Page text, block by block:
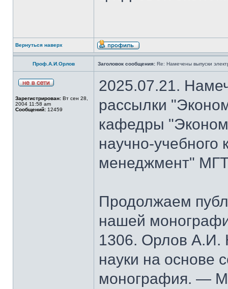
Вернуться наверх
Проф.А.И.Орлов Заголовок сообщения: Re: Намечены выпуски
Зарегистрирован: Вт сен 28,
2004 11:58 am
Сообщений: 12459
2025.07.21.
рассылки
кафедры
научно-
менеджмент"
Продолжаем
нашей
1306. Орлов А.И.
науки на основе
монография. —